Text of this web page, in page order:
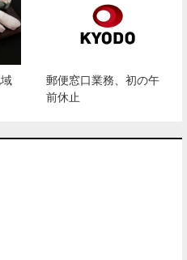
郵便窓口業務、初の午
前休止